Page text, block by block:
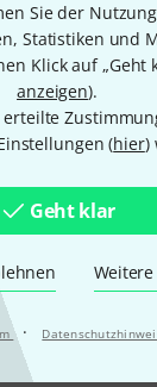
Sie der
Statistiken und
Klick auf „Geht
anzeigen).
erteilte
(hier)
Geht klar
Weitere
·